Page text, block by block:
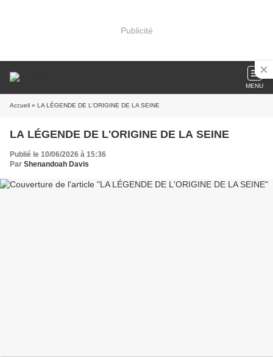
Publicité
MENU
Accueil » LA LÉGENDE DE L'ORIGINE DE LA SEINE
LA LÉGENDE DE L'ORIGINE DE LA SEINE
Publié le 10/06/2026 à 15:36
Par Shenandoah Davis